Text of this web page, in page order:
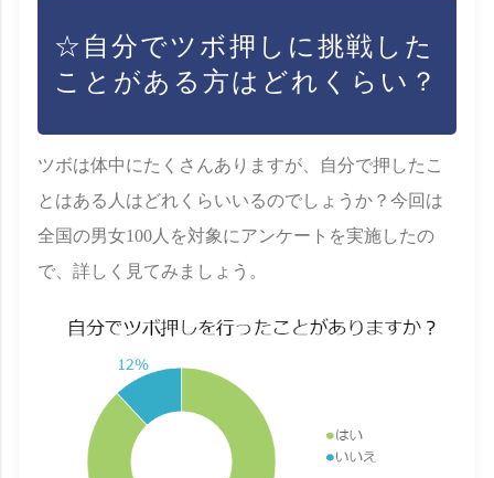
☆自分でツボ押しに挑戦した
ことがある方はどれくらい？
ツボは体中にたくさんありますが、自分で押したこ
とはある人はどれくらいいるのでしょうか？今回は
全国の男女100人を対象にアンケートを実施したの
で、詳しく見てみましょう。